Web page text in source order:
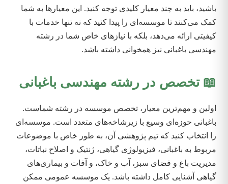
باشید، باید به چند معیار کلیدی توجه کنید. این معیارها به شما
کمک می‌کنند تا موسسه‌ای را پیدا کنید که نه تنها خدمات با
کیفیتی ارائه می‌دهد، بلکه با نیازهای خاص شما در رشته
مهندسی باغبانی نیز همخوانی داشته باشد.
📖 تخصص در رشته مهندسی باغبانی
اولین و مهم‌ترین معیار، تخصص موسسه در رشته شماست.
باغبانی حوزه‌ای وسیع با زیرشاخه‌های متعدد است. موسسه‌ای
را انتخاب کنید که تیم پژوهشی آن، به طور خاص با موضوعات
مربوط به باغبانی، فیزیولوژی گیاهی، ژنتیک و اصلاح نباتات،
مدیریت باغ و فضای سبز، آب و خاک، و آفات و بیماری‌های
گیاهی آشنایی کامل داشته باشد. یک موسسه عمومی ممکن